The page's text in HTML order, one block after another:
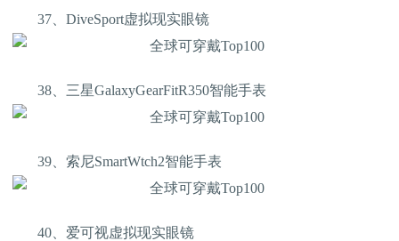
37、DiveSport虚拟现实眼镜
38、三星GalaxyGearFitR350智能手表
39、索尼SmartWtch2智能手表
40、爱可视虚拟现实眼镜